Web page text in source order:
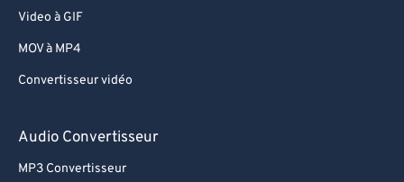
Video à GIF
MOV à MP4
Convertisseur vidéo
Audio Convertisseur
MP3 Convertisseur